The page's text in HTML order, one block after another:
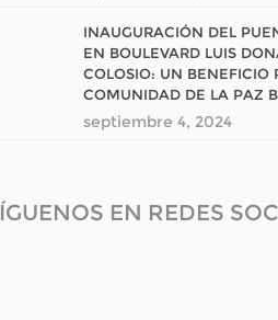
INAUGURACIÓN DEL
EN BOULEVARD LUIS
COLOSIO: UN BENEFICIO
COMUNIDAD DE LA PAZ
septiembre 4, 2024
EN REDES